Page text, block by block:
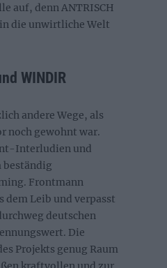
auf, denn ANTRISCH
die unwirtliche Welt
WINDIR
andere Wege, als
noch gewohnt war.
Interludien und
beständig
Frontmann
dem Leib und verpasst
deutschen
Die
Projekts genug Raum